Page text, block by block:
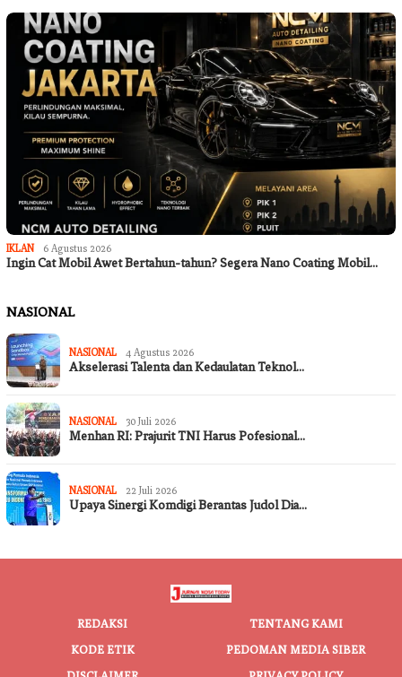
IKLAN 6 Agustus 2026
Ingin Cat Mobil Awet Bertahun-tahun? Segera Nano Coating Mobil…
NASIONAL
NASIONAL 4 Agustus 2026
Akselerasi Talenta dan Kedaulatan Teknol…
NASIONAL 30 Juli 2026
Menhan RI: Prajurit TNI Harus Pofesional…
NASIONAL 22 Juli 2026
Upaya Sinergi Komdigi Berantas Judol Dia…
REDAKSI
TENTANG KAMI
KODE ETIK
PEDOMAN MEDIA SIBER